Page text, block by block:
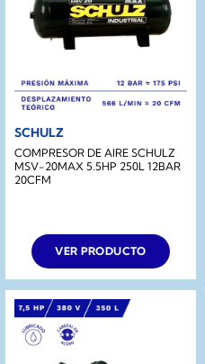
SCHULZ
COMPRESOR DE AIRE SCHULZ
MSV-20MAX 5.5HP 250L 12BAR
20CFM
VER PRODUCTO